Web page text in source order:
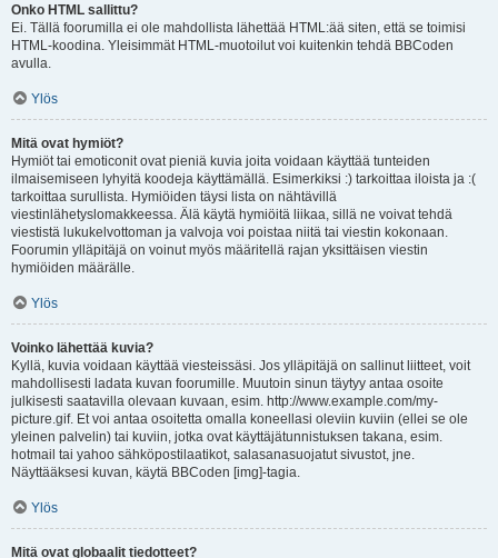
Onko HTML sallittu?
Ei. Tällä foorumilla ei ole mahdollista lähettää HTML:ää siten, että se toimisi
HTML-koodina. Yleisimmät HTML-muotoilut voi kuitenkin tehdä BBCoden
avulla.
Ylös
Mitä ovat hymiöt?
Hymiöt tai emoticonit ovat pieniä kuvia joita voidaan käyttää tunteiden
ilmaisemiseen lyhyitä koodeja käyttämällä. Esimerkiksi :) tarkoittaa iloista ja :(
tarkoittaa surullista. Hymiöiden täysi lista on nähtävillä
viestinlähetyslomakkeessa. Älä käytä hymiöitä liikaa, sillä ne voivat tehdä
viestistä lukukelvottoman ja valvoja voi poistaa niitä tai viestin kokonaan.
Foorumin ylläpitäjä on voinut myös määritellä rajan yksittäisen viestin
hymiöiden määrälle.
Ylös
Voinko lähettää kuvia?
Kyllä, kuvia voidaan käyttää viesteissäsi. Jos ylläpitäjä on sallinut liitteet, voit
mahdollisesti ladata kuvan foorumille. Muutoin sinun täytyy antaa osoite
julkisesti saatavilla olevaan kuvaan, esim. http://www.example.com/my-
picture.gif. Et voi antaa osoitetta omalla koneellasi oleviin kuviin (ellei se ole
yleinen palvelin) tai kuviin, jotka ovat käyttäjätunnistuksen takana, esim.
hotmail tai yahoo sähköpostilaatikot, salasanasuojatut sivustot, jne.
Näyttääksesi kuvan, käytä BBCoden [img]-tagia.
Ylös
Mitä ovat globaalit tiedotteet?